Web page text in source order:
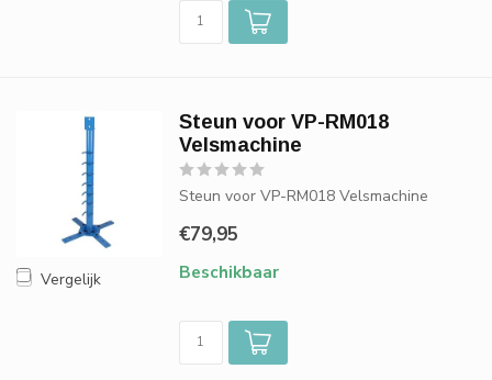
Vergelijk
Steun voor VP-RM018
Velsmachine
Steun voor VP-RM018 Velsmachine
€79,95
Beschikbaar